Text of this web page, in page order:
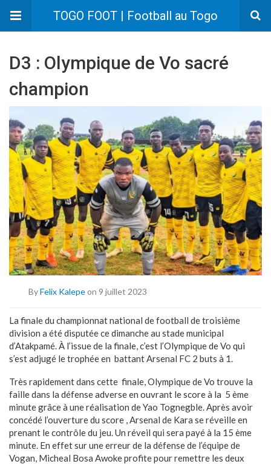
TOGO FOOT | Football au Togo
D3 : Olympique de Vo sacré
champion
ByFelix Kalepeon 9 juillet 2023
La finale du championnat national de football de troisième
division a été disputée ce dimanche au stade municipal
d’Atakpamé. À l’issue de la finale, c’est l’Olympique de Vo qui
s’est adjugé le trophée en battant Arsenal FC 2 buts à 1.
Très rapidement dans cette finale, Olympique de Vo trouve la
faille dans la défense adverse en ouvrant le score à la 5 ème
minute grâce à une réalisation de Yao Tognegble. Après avoir
concédé l’ouverture du score , Arsenal de Kara se réveille en
prenant le contrôle du jeu. Un réveil qui sera payé à la 15 ème
minute. En effet sur une erreur de la défense de l’équipe de
Vogan, Micheal Bosa Awoke profite pour remettre les deux